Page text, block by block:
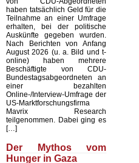
haben tatsächlich Geld für die
Teilnahme an einer Umfrage
erhalten, bei der politische
Auskünfte gegeben wurden.
Nach Berichten von Anfang
August 2026 (u. a. Bild und t-
online) haben mehrere
Beschäftigte von CDU-
Bundestagsabgeordneten an
einer bezahlten
Online-/Interview-Umfrage der
US-Marktforschungsfirma
Mavrix Research
teilgenommen. Dabei ging es
[…]
Der Mythos vom
Hunger in Gaza